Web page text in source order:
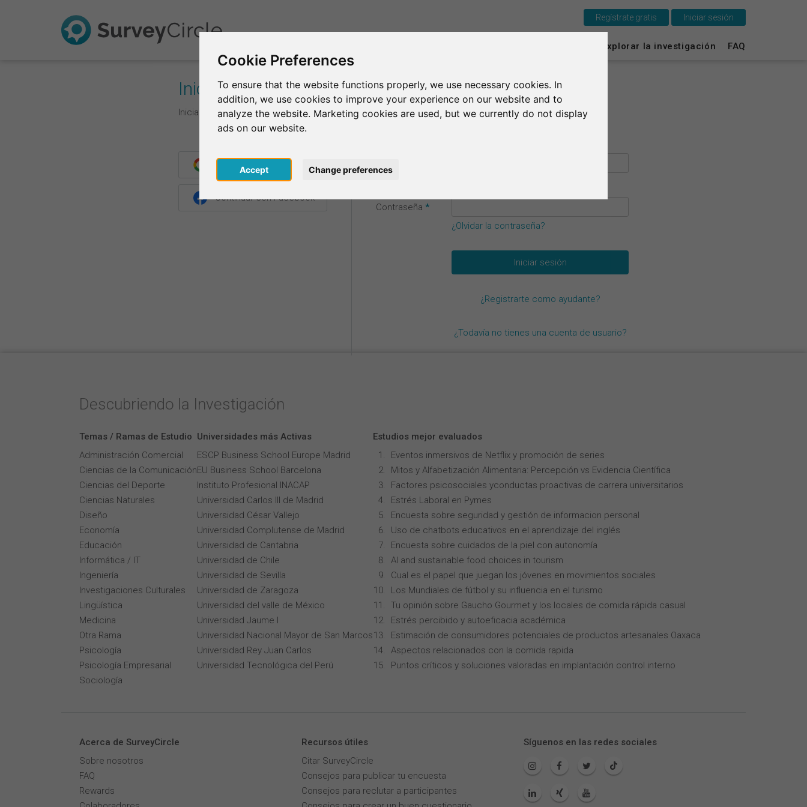
Cookie Preferences
To ensure that the website functions properly, we use necessary cookies. In
addition, we use cookies to improve your experience on our website and to
analyze the website. Marketing cookies are used, but we currently do not display
ads on our website.
Accept Change preferences
Explorar la investigación FAQ
Regístrate gratis Iniciar sesión
Iniciar de sesión
Inicia la sesión con tus datos de acceso.
Continuar con Google
Continuar con Facebook
electrónico
Contraseña *
¿Olvidar la contraseña?
¿Registrarte como ayudante?
¿Todavía no tienes una cuenta de usuario?
Descubriendo la Investigación
Temas / Ramas de Estudio
Administración Comercial
Ciencias de la Comunicación
Ciencias del Deporte
Ciencias Naturales
Diseño
Economía
Educación
Informática / IT
Ingeniería
Investigaciones Culturales
Lingüística
Medicina
Otra Rama
Psicología
Psicología Empresarial
Sociología
Universidades más Activas
ESCP Business School Europe Madrid
EU Business School Barcelona
Instituto Profesional INACAP
Universidad Carlos III de Madrid
Universidad César Vallejo
Universidad Complutense de Madrid
Universidad de Cantabria
Universidad de Chile
Universidad de Sevilla
Universidad de Zaragoza
Universidad del valle de México
Universidad Jaume I
Universidad Nacional Mayor de San Marcos
Universidad Rey Juan Carlos
Universidad Tecnológica del Perú
Estudios mejor evaluados
Eventos inmersivos de Netflix y promoción de series
Mitos y Alfabetización Alimentaria: Percepción vs Evidencia Científica
Factores psicosociales yconductas proactivas de carrera universitarios
Estrés Laboral en Pymes
Encuesta sobre seguridad y gestión de informacion personal
Uso de chatbots educativos en el aprendizaje del inglés
Encuesta sobre cuidados de la piel con autonomía
AI and sustainable food choices in tourism
Cual es el papel que juegan los jóvenes en movimientos sociales
Los Mundiales de fútbol y su influencia en el turismo
Tu opinión sobre Gaucho Gourmet y los locales de comida rápida casual
Estrés percibido y autoeficacia académica
Estimación de consumidores potenciales de productos artesanales Oaxaca
Aspectos relacionados con la comida rapida
Puntos críticos y soluciones valoradas en implantación control interno
Acerca de SurveyCircle
Sobre nosotros
FAQ
Rewards
Recursos útiles
Citar SurveyCircle
Consejos para publicar tu encuesta
Consejos para reclutar a participantes
Síguenos en las redes sociales